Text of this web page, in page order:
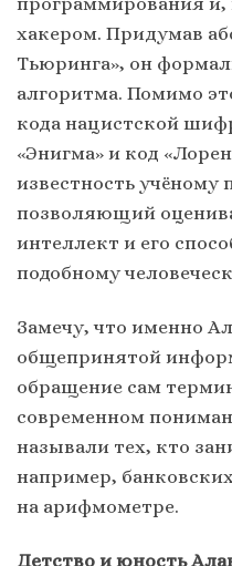
хакером. Придумав
Тьюринга», он
алгоритма. Помимо
кода нацистской
«Энигма» и код
известность учёному
позволяющий
интеллект и его
подобному
Замечу, что именно
общепринятой
обращение сам
современном
называли тех, кто
например,
на арифмометре.
Детство и юность